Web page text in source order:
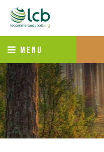
MENU